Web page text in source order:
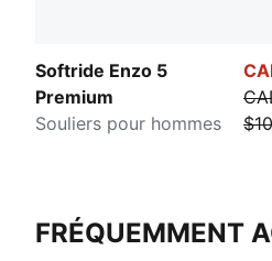
Softride Enzo 5
Premium
Souliers pour hommes
FRÉQUEMMENT